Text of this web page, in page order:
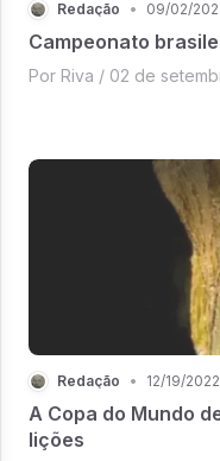
Redação • 09/02/
Campeonato
Por Riva / 02 de
Redação • 12/19/2022
A Copa do Mundo
lições